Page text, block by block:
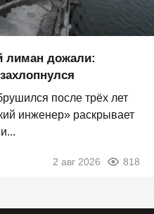
лиман дожали:
после трёх лет
инженер» раскрывает
2 авг 2026 818